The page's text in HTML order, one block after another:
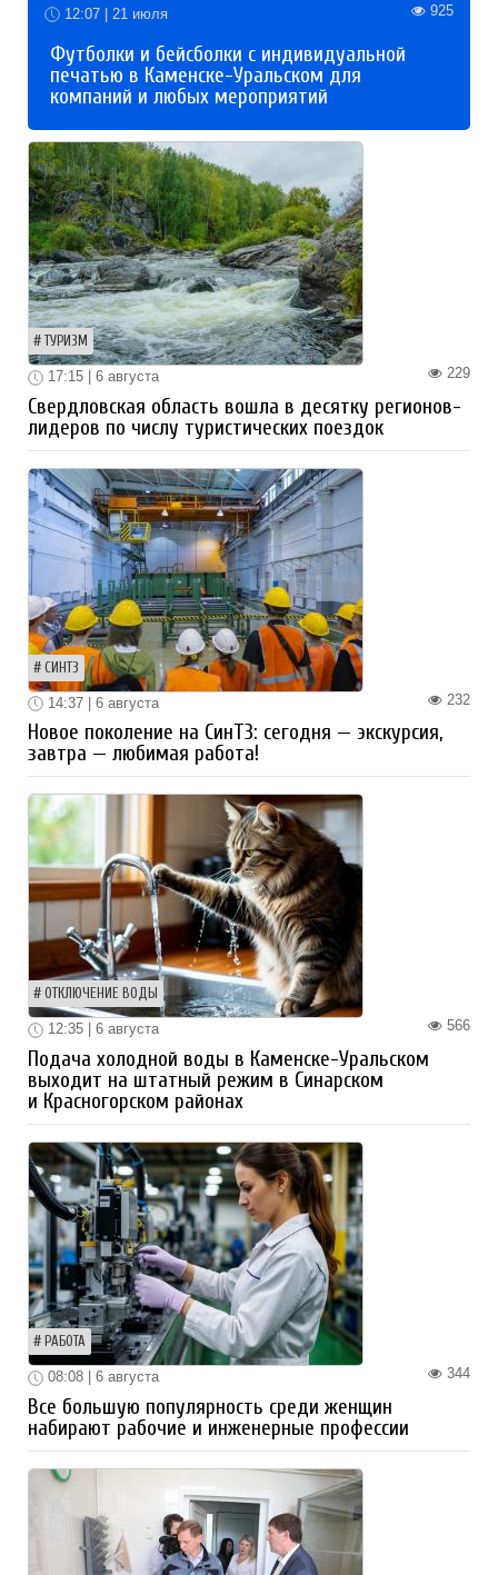
12:07 | 21 июля 925
Футболки и бейсболки с индивидуальной
печатью в Каменске-Уральском для
компаний и любых мероприятий
ТУРИЗМ
229
17:15 | 6 августа
Свердловская область вошла в десятку регионов-
лидеров по числу туристических поездок
СИНТЗ
232
14:37 | 6 августа
Новое поколение на СинТЗ: сегодня — экскурсия,
завтра — любимая работа!
ОТКЛЮЧЕНИЕ ВОДЫ
566
12:35 | 6 августа
Подача холодной воды в Каменске-Уральском
выходит на штатный режим в Синарском
и Красногорском районах
РАБОТА
344
08:08 | 6 августа
Все большую популярность среди женщин
набирают рабочие и инженерные профессии